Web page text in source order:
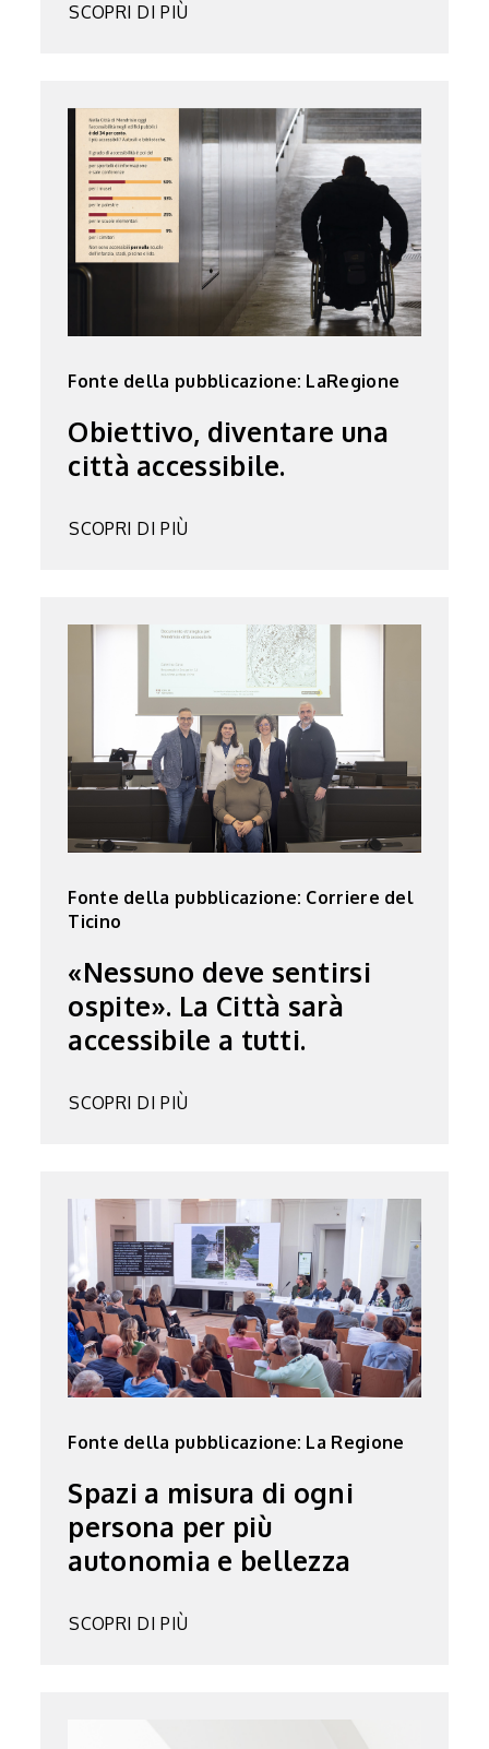
SCOPRI DI PIÙ
Fonte della pubblicazione: LaRegione
Obiettivo, diventare una
città accessibile.
SCOPRI DI PIÙ
Fonte della pubblicazione: Corriere del
Ticino
«Nessuno deve sentirsi
ospite». La Città sarà
accessibile a tutti.
SCOPRI DI PIÙ
Fonte della pubblicazione: La Regione
Spazi a misura di ogni
persona per più
autonomia e bellezza
SCOPRI DI PIÙ